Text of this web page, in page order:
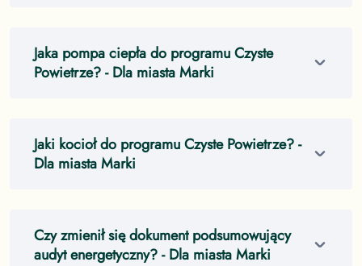
Jaka pompa ciepła do programu Czyste
Powietrze?- Dla miasta Marki
Jaki kocioł do programu Czyste Powietrze?-
Dla miasta Marki
Czy zmienił się dokument podsumowujący
audyt energetyczny?- Dla miasta Marki